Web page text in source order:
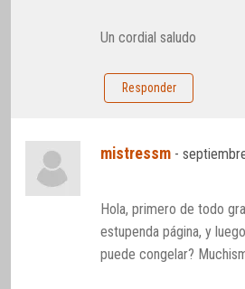
Un cordial saludo
Responder
mistressm -
Hola, primero de todo
estupenda página, y
puede congelar?